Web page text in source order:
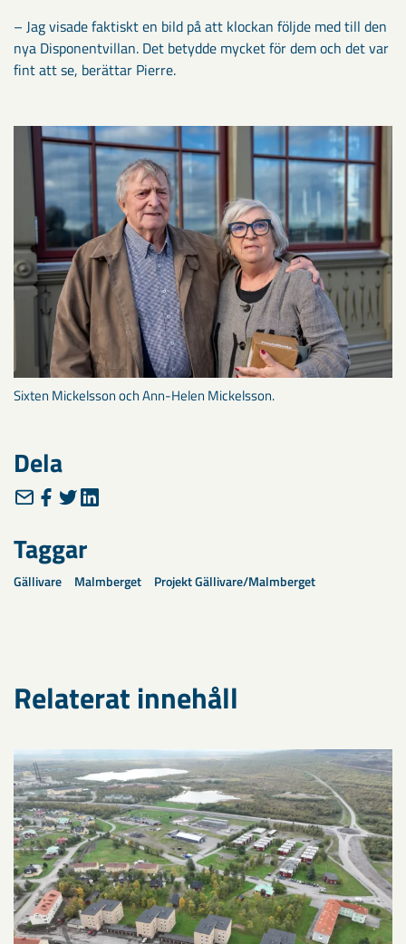
– Jag visade faktiskt en bild på att klockan följde med till den
nya Disponentvillan. Det betydde mycket för dem och det var
fint att se, berättar Pierre.
Sixten Mickelsson och Ann-Helen Mickelsson.
Dela
Taggar
Gällivare Malmberget Projekt Gällivare/Malmberget
Relaterat innehåll